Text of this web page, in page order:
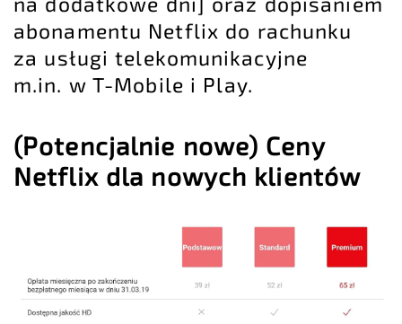
abonamentu Netflix do rachunku
za usługi telekomunikacyjne
m.in. w T-Mobile i Play.
(Potencjalnie nowe) Ceny
Netflix dla nowych klientów